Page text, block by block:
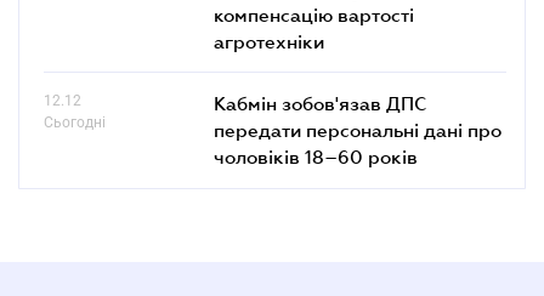
компенсацію вартості
агротехніки
12.12
Сьогодні
Кабмін зобов'язав ДПС
передати персональні дані про
чоловіків 18–60 років